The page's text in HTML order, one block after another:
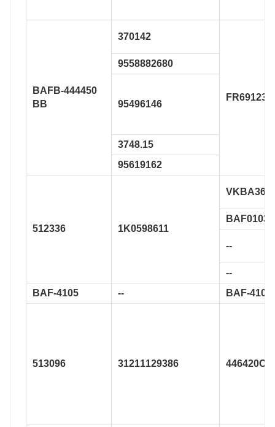
BAFB-444450
BB
370142
FR691239
9558882680
95496146
3748.15
95619162
512336 1K0598611
--
--
BAF-4105
-- BAF-4105
513096 31211129386 446420CD